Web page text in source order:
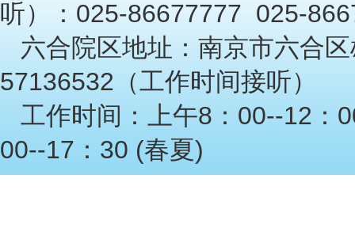
听）：025-86677777 025-
六合院区地址：南京市六合
57136532（工作时间接听）
工作时间：上午8：00--12
00--17：30 (春夏)